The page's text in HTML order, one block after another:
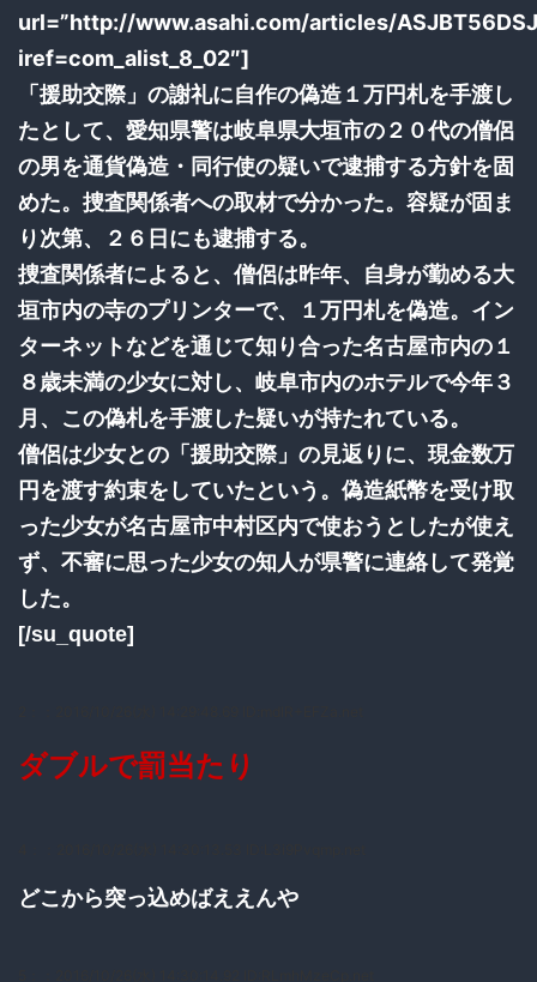
url=”http://www.asahi.com/articles/
iref=com_alist_8_02″]
「援助交際」の謝礼に自作の偽造１万円札を手渡し
たとして、愛知県警は岐阜県大垣市の２０代の僧侶
の男を通貨偽造・同行使の疑いで逮捕する方針を固
めた。捜査関係者への取材で分かった。容疑が固ま
り次第、２６日にも逮捕する。
捜査関係者によると、僧侶は昨年、自身が勤める大
垣市内の寺のプリンターで、１万円札を偽造。イン
ターネットなどを通じて知り合った名古屋市内の１
８歳未満の少女に対し、岐阜市内のホテルで今年３
月、この偽札を手渡した疑いが持たれている。
僧侶は少女との「援助交際」の見返りに、現金数万
円を渡す約束をしていたという。偽造紙幣を受け取
った少女が名古屋市中村区内で使おうとしたが使え
ず、不審に思った少女の知人が県警に連絡して発覚
した。
[/su_quote]
ダブルで罰当たり
どこから突っ込めばええんや